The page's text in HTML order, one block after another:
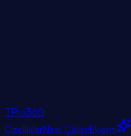
TPro360
ÖzelliklerNasıl ÇalışırEklenti